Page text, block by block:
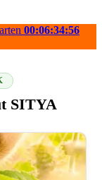
00:06:34:55
SITYA